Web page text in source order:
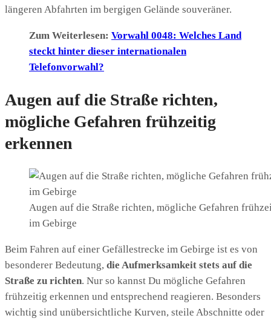
längeren Abfahrten im bergigen Gelände souveräner.
Zum Weiterlesen: Vorwahl 0048: Welches Land
steckt hinter dieser internationalen
Telefonvorwahl?
Augen auf die Straße richten,
mögliche Gefahren frühzeitig
erkennen
Augen auf die Straße richten, mögliche Gefahren
im Gebirge
Beim Fahren auf einer Gefällestrecke im Gebirge ist es von
besonderer Bedeutung, die Aufmerksamkeit stets auf die
Straße zu richten. Nur so kannst Du mögliche Gefahren
frühzeitig erkennen und entsprechend reagieren. Besonders
wichtig sind unübersichtliche Kurven, steile Abschnitte oder